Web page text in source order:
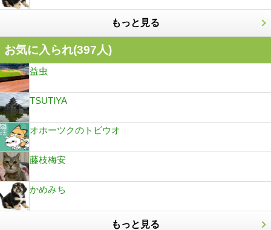
もっと見る
お気に入られ(397人)
益虫
TSUTIYA
オホーツクのトビウオ
藤枝梅安
かめみち
もっと見る